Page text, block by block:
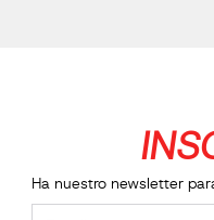
Ha nuestro newsletter